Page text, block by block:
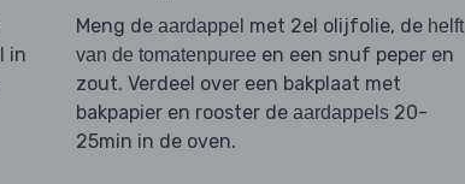
in
Meng de aardappel met 2el olijfolie, de helft
van de tomatenpuree en een snuf peper en
zout. Verdeel over een bakplaat met
bakpapier en rooster de aardappels20-
25min in de oven.